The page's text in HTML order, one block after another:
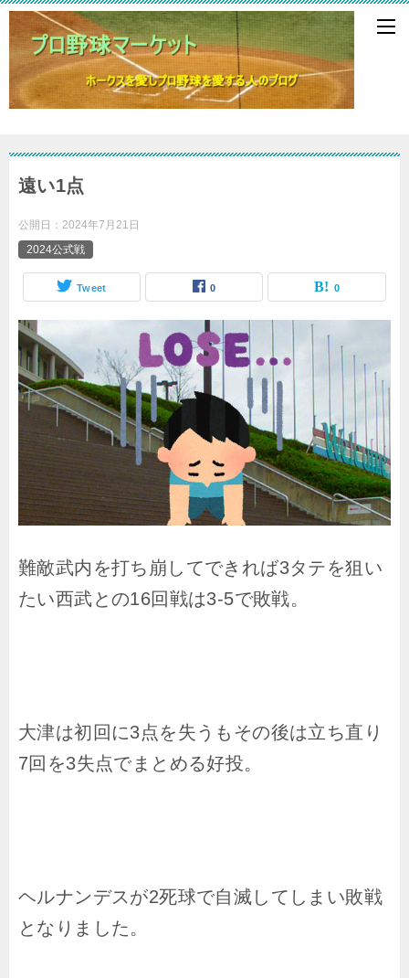
遠い1点
公開日： 2024年7月21日
2024公式戦
Tweet 0 0
難敵武内を打ち崩してできれば3タテを狙い
たい西武との16回戦は3-5で敗戦。
大津は初回に3点を失うもその後は立ち直り
7回を3失点でまとめる好投。
ヘルナンデスが2死球で自滅してしまい敗戦
となりました。